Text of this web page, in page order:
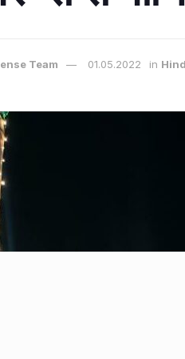
Team 01.05.2022 in